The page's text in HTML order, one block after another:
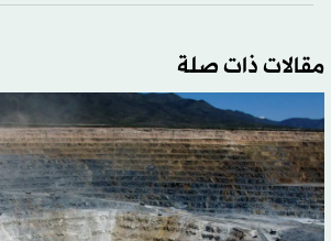
مقالات ذات صلة